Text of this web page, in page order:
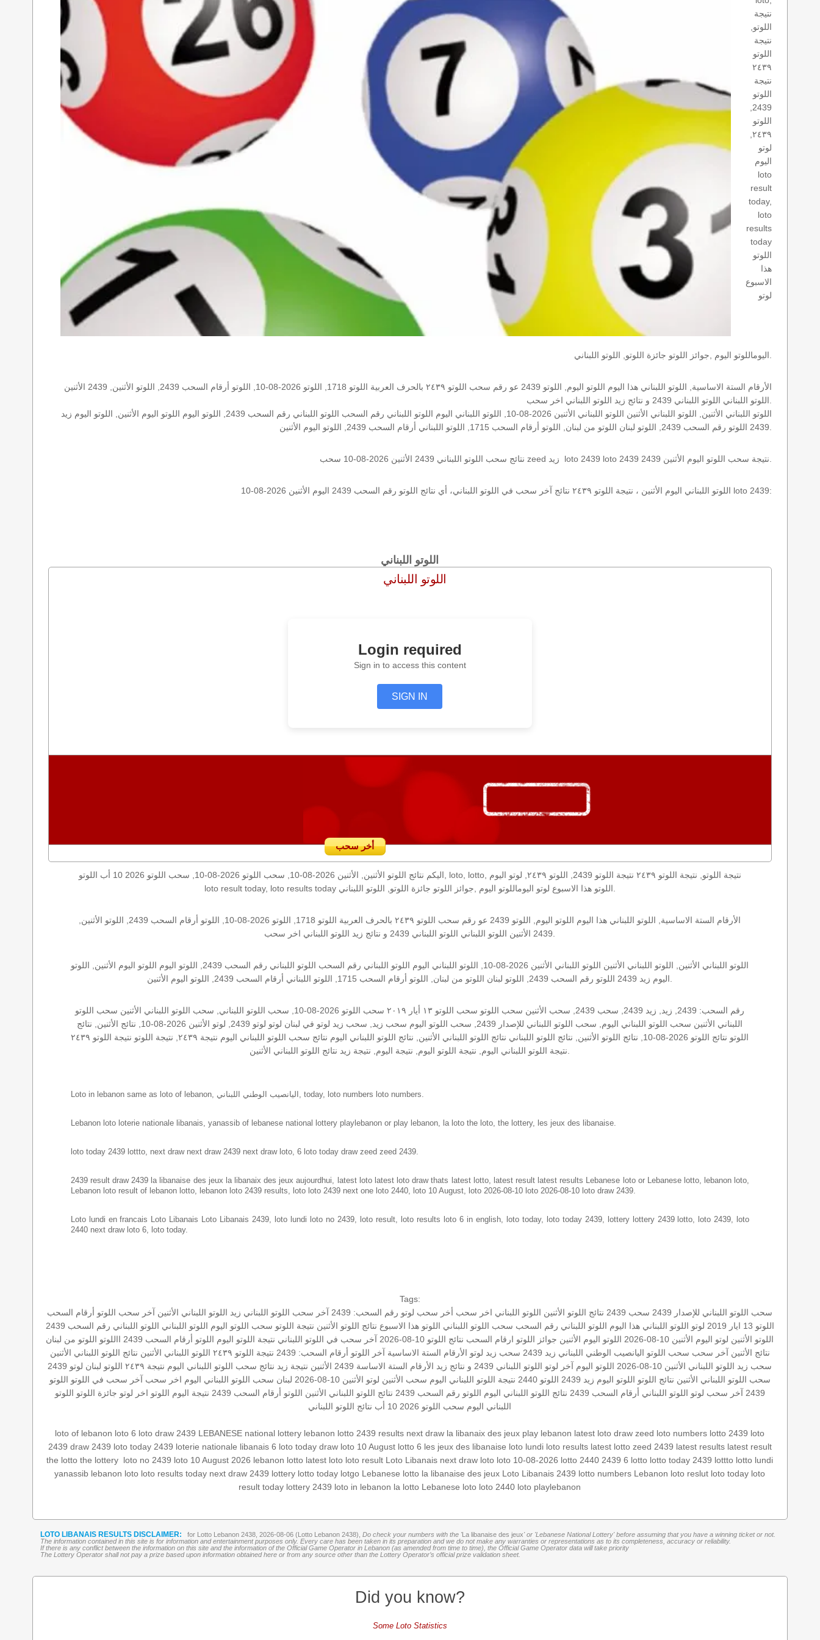
نتيجة
اللوتو,
نتيجة
اللوتو
٢٤٣٩
نتيجة
اللوتو
اللوتو
٢٤٣٩,
لوتو
اليوم
loto
result
today,
loto
results
today
اللوتو
هذا
الاسبوع
لوتو
الأرقام الستة الاساسية, اللوتو اللبناني هذا اليوم اللوتو اليوم, اللوتو 2439 عو رقم سحب اللوتو ٢٤٣٩ بالحرف العربية اللوتو 1718, اللوتو 2026-08-10, اللوتو أرقام السحب 2439, اللوتو الأثنين, 2439 الأثنين
اللوتو اللبناني الأثنين, اللوتو اللبناني الأثنين اللوتو اللبناني الأثنين 2026-08-10, اللوتو اللبناني اليوم اللوتو اللبناني رقم السحب اللوتو اللبناني رقم السحب 2439, اللوتو اليوم اللوتو اليوم الأثنين, اللوتو اليوم زيد
اللوتو اللبناني اليوم الأثنين ، نتيجة اللوتو ٢٤٣٩ نتائج آخر سحب في اللوتو اللبناني، أي نتائج اللوتو رقم السحب 2439 اليوم الأثنين 2026-08-10 loto 2439:
اللوتو اللبناني
اللوتو اللبناني
Login required
Sign in to access this content
SIGN IN
أخر سحب
اليكم نتائج اللوتو الأثنين, الأثنين 2026-08-10, سحب اللوتو 2026-08-10, سحب اللوتو 2026 10 أب اللوتو, loto, lotto, نتيجة اللوتو, نتيجة اللوتو ٢٤٣٩ نتيجة اللوتو 2439, اللوتو ٢٤٣٩, لوتو اليوم
الأرقام الستة الاساسية, اللوتو اللبناني هذا اليوم اللوتو اليوم, اللوتو 2439 عو رقم سحب اللوتو ٢٤٣٩ بالحرف العربية اللوتو 1718, اللوتو 2026-08-10, اللوتو أرقام السحب 2439, اللوتو الأثنين,
اللوتو اللبناني الأثنين, اللوتو اللبناني الأثنين اللوتو اللبناني الأثنين 2026-08-10, اللوتو اللبناني اليوم اللوتو اللبناني رقم السحب اللوتو اللبناني رقم السحب 2439, اللوتو اليوم اللوتو اليوم الأثنين, اللوتو
رقم السحب: 2439, زيد, زيد 2439, سحب 2439, سحب الأثنين سحب اللوتو سحب اللوتو ١٣ أيار ٢٠١٩ سحب اللوتو 2026-08-10, سحب اللوتو اللبناني, سحب اللوتو اللبناني الأثنين سحب اللوتو
اللبناني الأثنين سحب اللوتو اللبناني اليوم, سحب اللوتو اللبناني للإصدار 2439, سحب اللوتو اليوم سحب زيد, سحب زيد لوتو في لبنان لوتو لوتو 2439, لوتو الأثنين 2026-08-10, نتائج الأثنين, نتائج
اللوتو نتائج اللوتو 2026-08-10, نتائج اللوتو الأثنين, نتائج اللوتو اللبناني نتائج اللوتو اللبناني الأثنين, نتائج اللوتو اللبناني اليوم نتائج سحب اللوتو اللبناني اليوم نتيجة ٢٤٣٩, نتيجة اللوتو نتيجة اللوتو ٢٤٣٩
Loto in lebanon same as loto of lebanon, اليانصيب الوطني اللبناني, today, loto numbers loto numbers.
Lebanon loto loterie nationale libanais, yanassib of lebanese national lottery playlebanon or play lebanon, la loto the loto, the lottery, les jeux des libanaise.
loto today 2439 lottto, next draw next draw 2439 next draw loto, 6 loto today draw zeed zeed 2439.
2439 result draw 2439 la libanaise des jeux la libanaix des jeux aujourdhui, latest loto latest loto draw thats latest lotto, latest result latest results Lebanese loto or Lebanese lotto, lebanon loto,
Lebanon loto result of lebanon lotto, lebanon loto 2439 results, loto loto 2439 next one loto 2440, loto 10 August, loto 2026-08-10 loto 2026-08-10 loto draw 2439.
Loto lundi en francais Loto Libanais Loto Libanais 2439, loto lundi loto no 2439, loto result, loto results loto 6 in english, loto today, loto today 2439, lottery lottery 2439 lotto, loto 2439, loto
2440 next draw loto 6, loto today.
Tags:
سحب اللوتو اللبناني للإصدار 2439
سحب 2439 نتائج اللوتو الأثنين اللوتو اللبناني اخر سحب أخر سحب لوتو رقم السحب: 2439 آخر سحب اللوتو اللبناني زيد اللوتو اللبناني الأثنين آخر سحب اللوتو أرقام السحب
اللوتو 13 ايار 2019
لوتو اللوتو اللبناني هذا اليوم اللوتو اللبناني رقم السحب سحب اللوتو اللبناني اللوتو هذا الاسبوع نتائج اللوتو الأثنين نتيجة اللوتو سحب اللوتو اليوم اللوتو اللبناني اللوتو اللبناني رقم السحب 2439
اللوتو الأثنين لوتو اليوم الأثنين 10-08-2026 اللوتو اليوم الأثنين جوائز اللوتو ارقام السحب نتائج اللوتو 10-08-2026 آخر سحب في اللوتو اللبناني نتيجة اللوتو اليوم اللوتو أرقام السحب 2439 االلوتو اللوتو من لبنان
نتائج الأثنين آخر سحب سحب اللوتو اليانصيب الوطني اللبناني زيد 2439 سحب زيد لوتو الأرقام الستة الاساسية آخر اللوتو أرقام السحب: 2439 نتيجة اللوتو ٢٤٣٩ اللوتو اللبناني الأثنين نتائج اللوتو اللبناني الأثنين
سحب زيد اللوتو اللبناني الأثنين 10-08-2026 اللوتو اليوم آخر لوتو اللوتو اللبناني 2439 و نتائج زيد الأرقام الستة الاساسة 2439 الأثنين نتيجة زيد نتائج سحب اللوتو اللبناني اليوم نتيجة ٢٤٣٩ اللوتو لبنان لوتو 2439
سحب اللوتو اللبناني الأثنين نتائج اللوتو اللوتو اليوم زيد 2439 اللوتو 2440 نتيجة اللوتو اللبناني اليوم سحب الأثنين لوتو الأثنين 10-08-2026 لبنان سحب اللوتو اللبناني اليوم اخر سحب آخر سحب في اللوتو اللوتو
2439 آخر سحب لوتو اللوتو اللبناني أرقام السحب 2439 نتائج اللوتو اللبناني اليوم اللوتو رقم السحب 2439 نتائج اللوتو اللبناني الأثنين اللوتو أرقام السحب 2439 نتيجة اليوم اللوتو اخر لوتو جائزة اللوتو اللوتو
اللبناني اليوم سحب اللوتو 2026 10 أب نتائج اللوتو اللبناني
loto of lebanon loto 6 loto draw 2439 LEBANESE national lottery lebanon lotto 2439 results next draw la libanaix des jeux play lebanon latest loto draw zeed loto numbers lotto 2439 loto
2439 draw 2439 loto today 2439 loterie nationale libanais 6 loto today draw loto 10 August lotto 6 les jeux des libanaise loto lundi loto results latest lotto zeed 2439 latest results latest result
the lotto the lottery loto no 2439 loto 10 August 2026 lebanon lotto latest loto loto result Loto Libanais next draw loto loto 10-08-2026 lotto 2440 2439 6 lotto lotto today 2439 lottto lotto lundi
yanassib lebanon loto loto results today next draw 2439 lottery lotto today lotgo Lebanese lotto la libanaise des jeux Loto Libanais 2439 lotto numbers Lebanon loto reslut loto today loto
result today lottery 2439 loto in lebanon la lotto Lebanese loto loto 2440 loto playlebanon
LOTO LIBANAIS RESULTS DISCLAIMER: for Lotto Lebanon 2438, 2026-08-06 (Lotto Lebanon 2438), Do check your numbers with the 'La libanaise des jeux' or 'Lebanese National Lottery' before assuming that you have a winning ticket or not.
The information contained in this site is for information and entertainment purposes only. Every care has been taken in its preparation and we do not make any warranties or representations as to its completeness, accuracy or reliability.
If there is any conflict between the information on this site and the information of the Official Game Operator in Lebanon (as amended from time to time), the Official Game Operator data will take priority
The Lottery Operator shall not pay a prize based upon information obtained here or from any source other than the Lottery Operator’s official prize validation sheet.
Did you know?
Some Loto Statistics